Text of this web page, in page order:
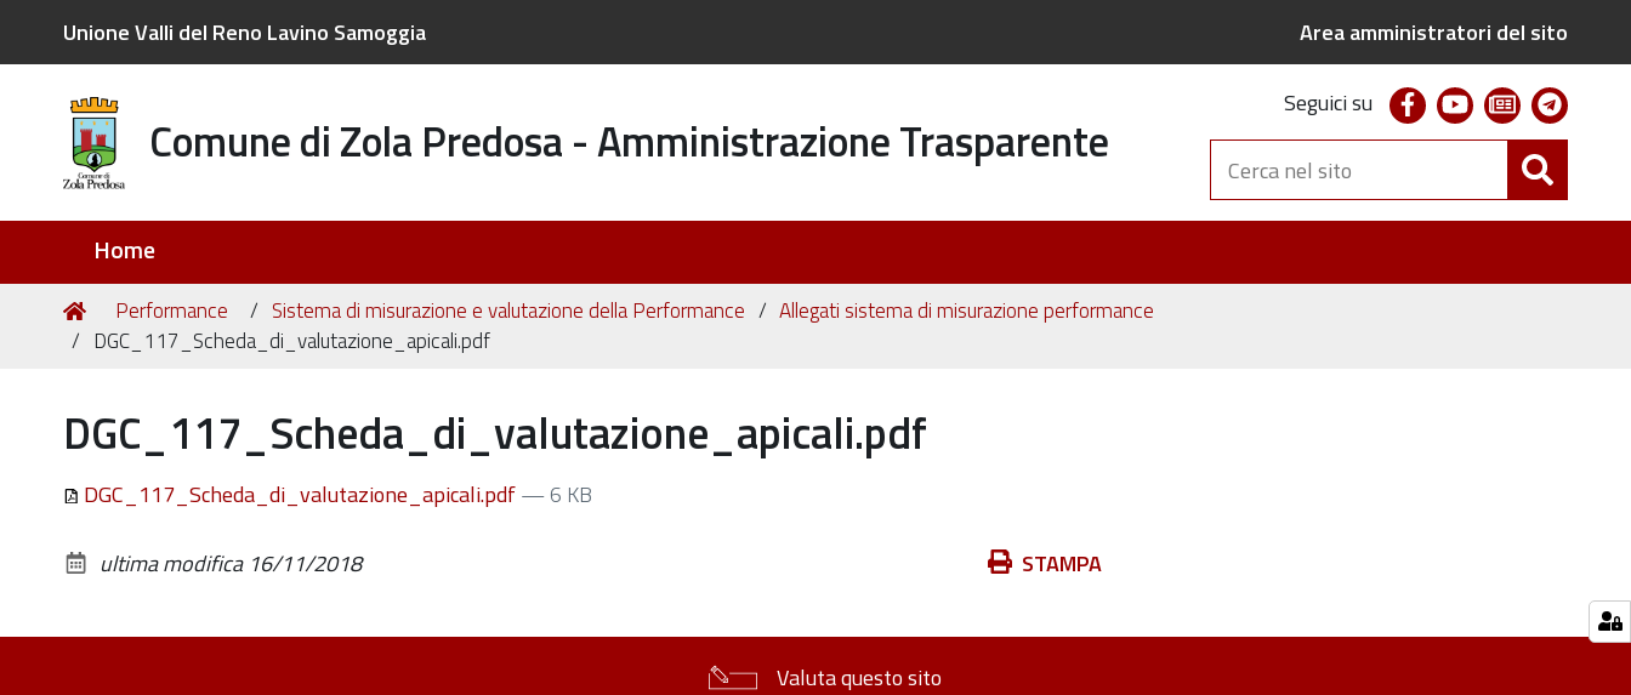
Unione Valli del Reno Lavino Samoggia Area amministratori del sito
Comune di Zola Predosa - Amministrazione Trasparente
Seguici su facebookyoutubenewsletter
Cerca
nel
sito
Home
Tu
sei
Home
Performance Sistema di misurazione e valutazione della Performance
Allegati sistema di misurazione performance
DGC_117_Scheda_di_valutazione_apicali.pdf
DGC_117_Scheda_di_valutazione_apicali.pdf
DGC_117_Scheda_di_valutazione_apicali.pdf— 6 KB
Azioni STAMPA
ultima modifica 16/11/2018
Valuta questo sito